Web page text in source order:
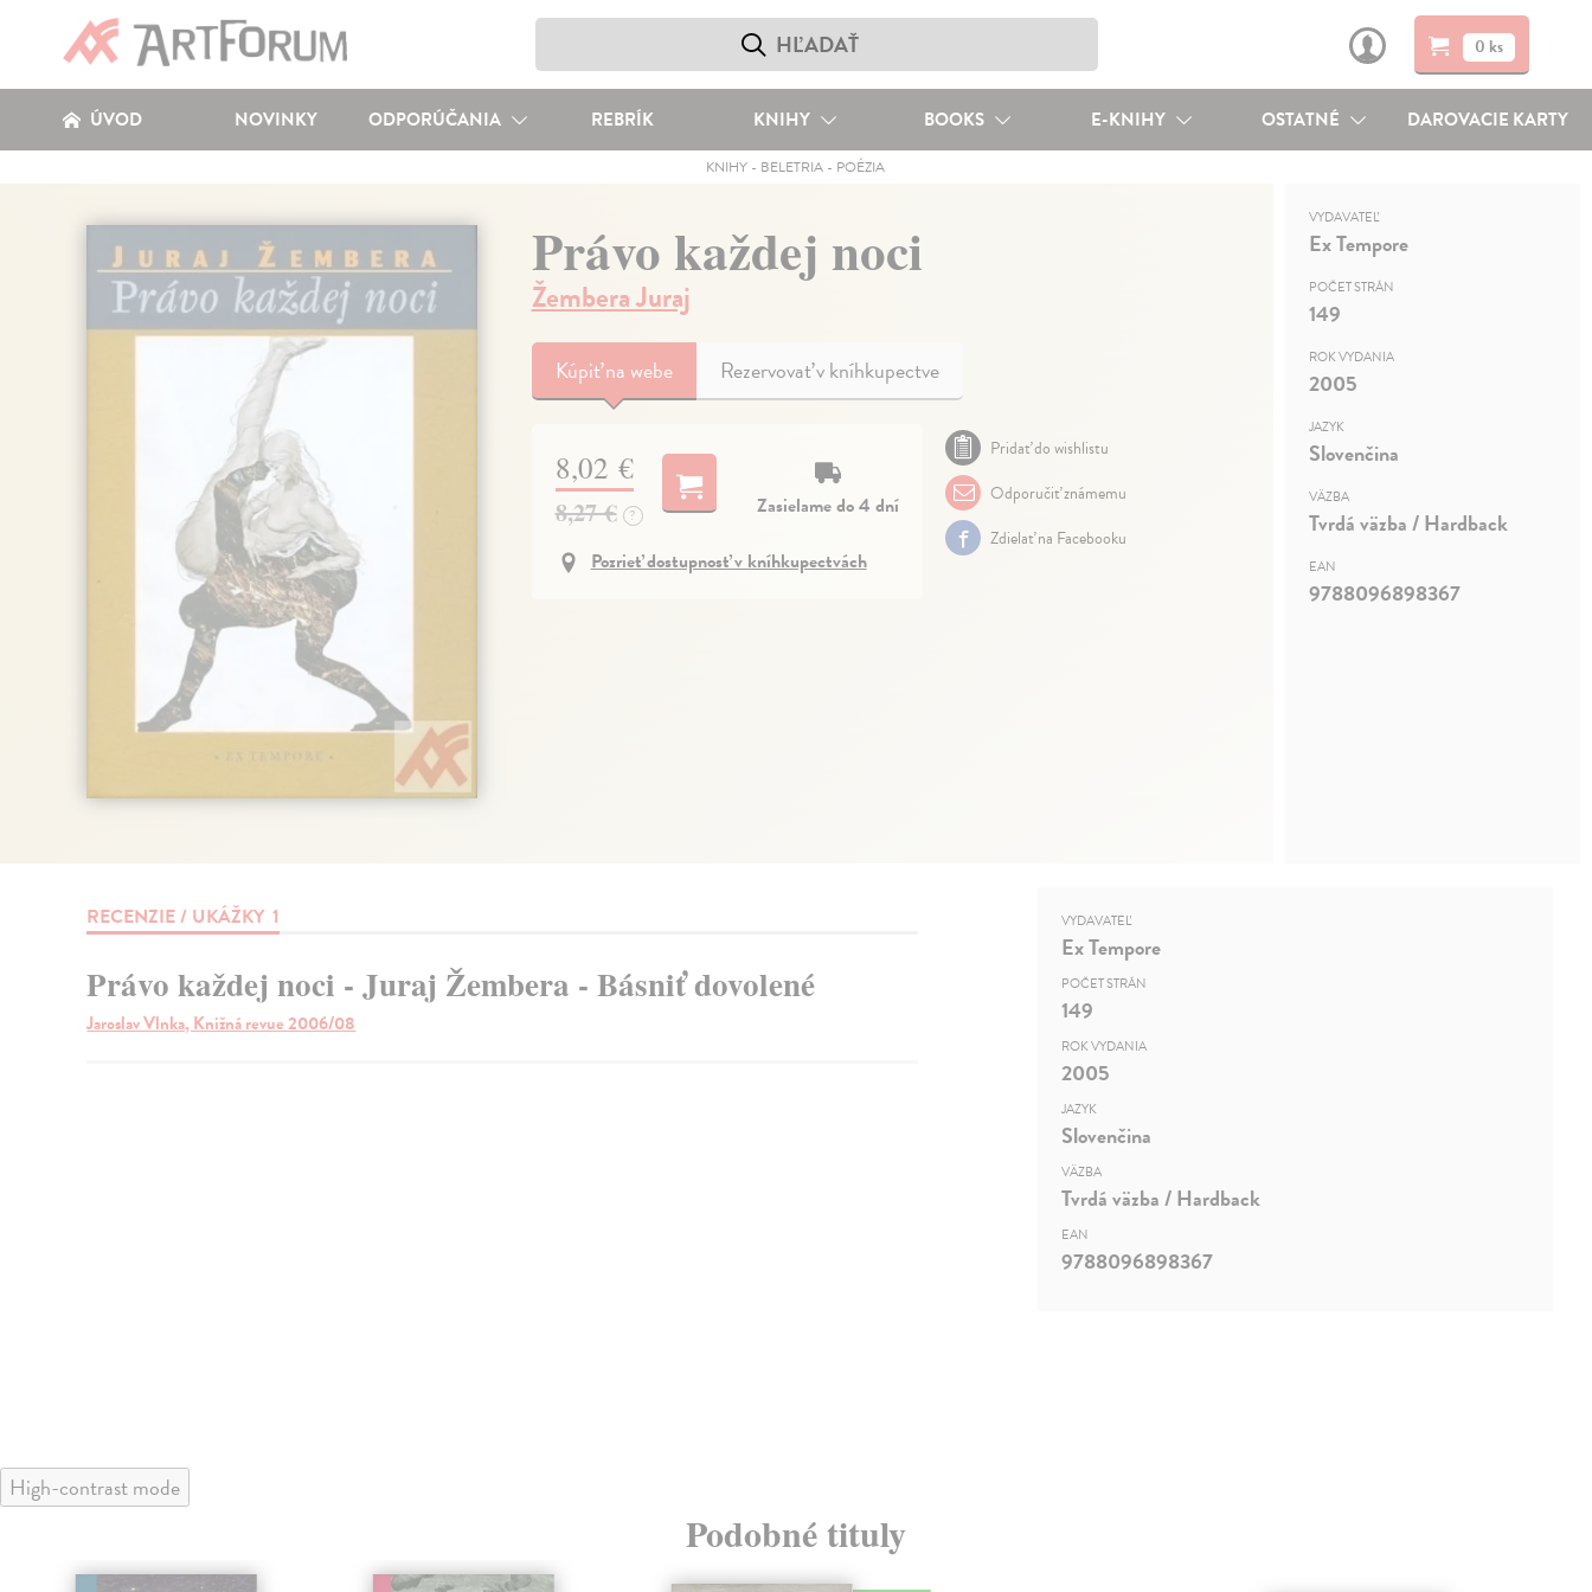
0 ks
ÚVOD NOVINKY ODPORÚČANIA REBRÍK KNIHY BOOKS E-KNIHY OSTATNÉ DAROVACIE KARTY
KNIHY - BELETRIA - POÉZIA
Právo každej noci
Žembera Juraj
Kúpiťna webe Rezervovať v kníhkupectve
8,02 €
8,27 € ?
Zasielame do 4 dní
Pozrieť dostupnosť v kníhkupectvách
Pridať do wishlistu
Odporučiť známemu
Zdielať na Facebooku
VYDAVATEĽ
Ex Tempore
POČET STRÁN
149
ROK VYDANIA
2005
JAZYK
Slovenčina
VÄZBA
Tvrdá väzba / Hardback
EAN
9788096898367
RECENZIE / UKÁŽKY 1
Právo každej noci - Juraj Žembera - Básniť dovolené
Jaroslav Vlnka, Knižná revue 2006/08
VYDAVATEĽ
Ex Tempore
POČET STRÁN
149
ROK VYDANIA
2005
JAZYK
Slovenčina
VÄZBA
Tvrdá väzba / Hardback
EAN
9788096898367
High-contrast mode
Podobné tituly